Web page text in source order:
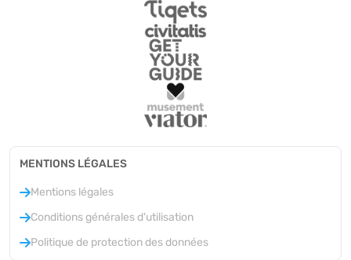
MENTIONS LÉGALES
Mentions légales
Conditions générales d'utilisation
Politique de protection des données